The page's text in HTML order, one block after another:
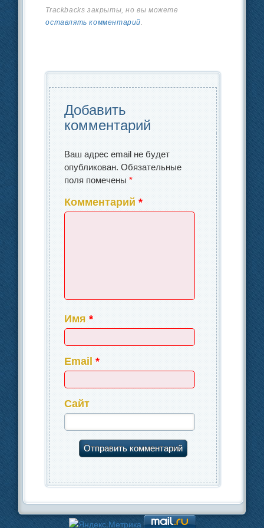
b
k
dI в
c
e
o
o
k
k
e
n
р
а
и
ть
Trackbacks закрыты, но вы можете
оставлять комментарий.
Добавить
комментарий
Ваш адрес email не будет
опубликован. Обязательные
поля помечены*
Комментарий*
Имя*
Email*
Сайт